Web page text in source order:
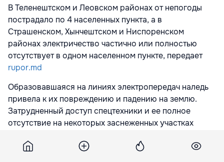
В Теленештском и Леовском районах от непогоды
пострадало по 4 населенных пункта, а в
Страшенском, Хынчештском и Ниспоренском
районах электричество частично или полностью
отсутствует в одном населенном пункте, передает
rupor.md
Образовавшаяся на линиях электропередач наледь
привела к их повреждению и падению на землю.
Затрудненный доступ спецтехники и ее полное
отсутствие на некоторых заснеженных участках
оперативных бригад при проведении